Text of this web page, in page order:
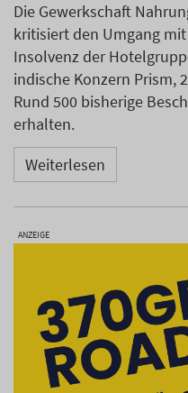
Die Gewerkschaft
kritisiert den Umgang
Insolvenz der
indische Konzern Prism,
Rund 500 bisherige
erhalten.
Weiterlesen
ANZEIGE